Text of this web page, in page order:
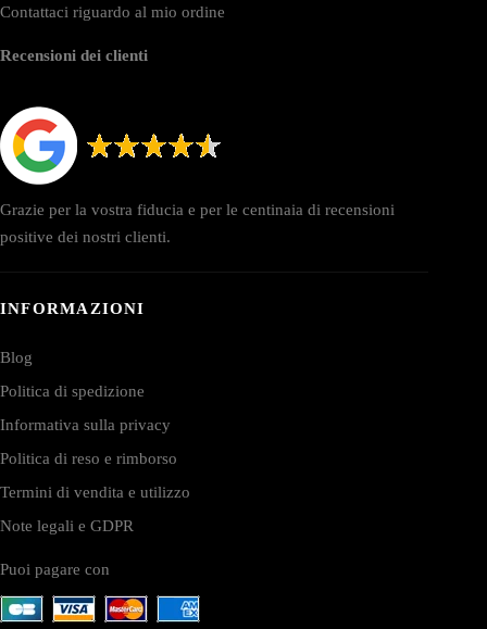
Contattaci riguardo al mio ordine
Recensioni dei clienti
Grazie per la vostra fiducia e per le centinaia di recensioni
positive dei nostri clienti.
INFORMAZIONI
Blog
Politica di spedizione
Informativa sulla privacy
Politica di reso e rimborso
Termini di vendita e utilizzo
Note legali e GDPR
Puoi pagare con